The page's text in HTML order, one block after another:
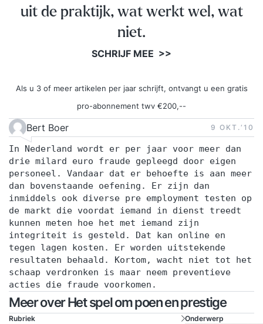
uit de praktijk, wat werkt wel, wat
niet.
SCHRIJF MEE >>
Als u 3 of meer artikelen per jaar schrijft, ontvangt u een gratis
pro-abonnement twv €200,--
Bert Boer 9 OKT.‘10
In Nederland wordt er per jaar voor meer dan
drie milard euro fraude gepleegd door eigen
personeel. Vandaar dat er behoefte is aan meer
dan bovenstaande oefening. Er zijn dan
inmiddels ook diverse pre employment testen op
de markt die voordat iemand in dienst treedt
kunnen meten hoe het met iemand zijn
integriteit is gesteld. Dat kan online en
tegen lagen kosten. Er worden uitstekende
resultaten behaald. Kortom, wacht niet tot het
schaap verdronken is maar neem preventieve
acties die fraude voorkomen.
Meer over Het spel om poen en prestige
Rubriek Onderwerp